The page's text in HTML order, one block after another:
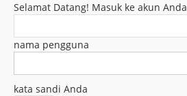
Selamat Datang! Masuk ke akun Anda
nama pengguna
kata sandi Anda